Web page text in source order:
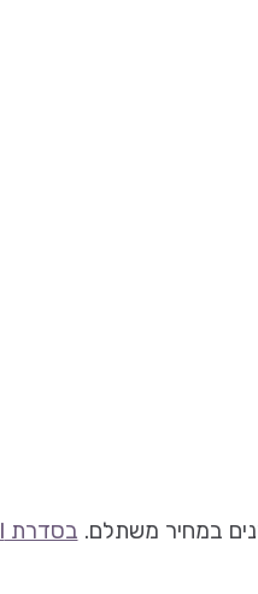
במחיר משתלם. בסדרת Tropical של חברת בזלת